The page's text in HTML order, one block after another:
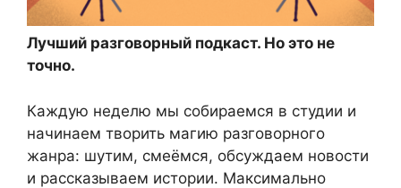
Лучший разговорный подкаст. Но это не
точно.
Каждую неделю мы собираемся в студии и
начинаем творить магию разговорного
жанра: шутим, смеёмся, обсуждаем новости
и рассказываем истории. Максимально